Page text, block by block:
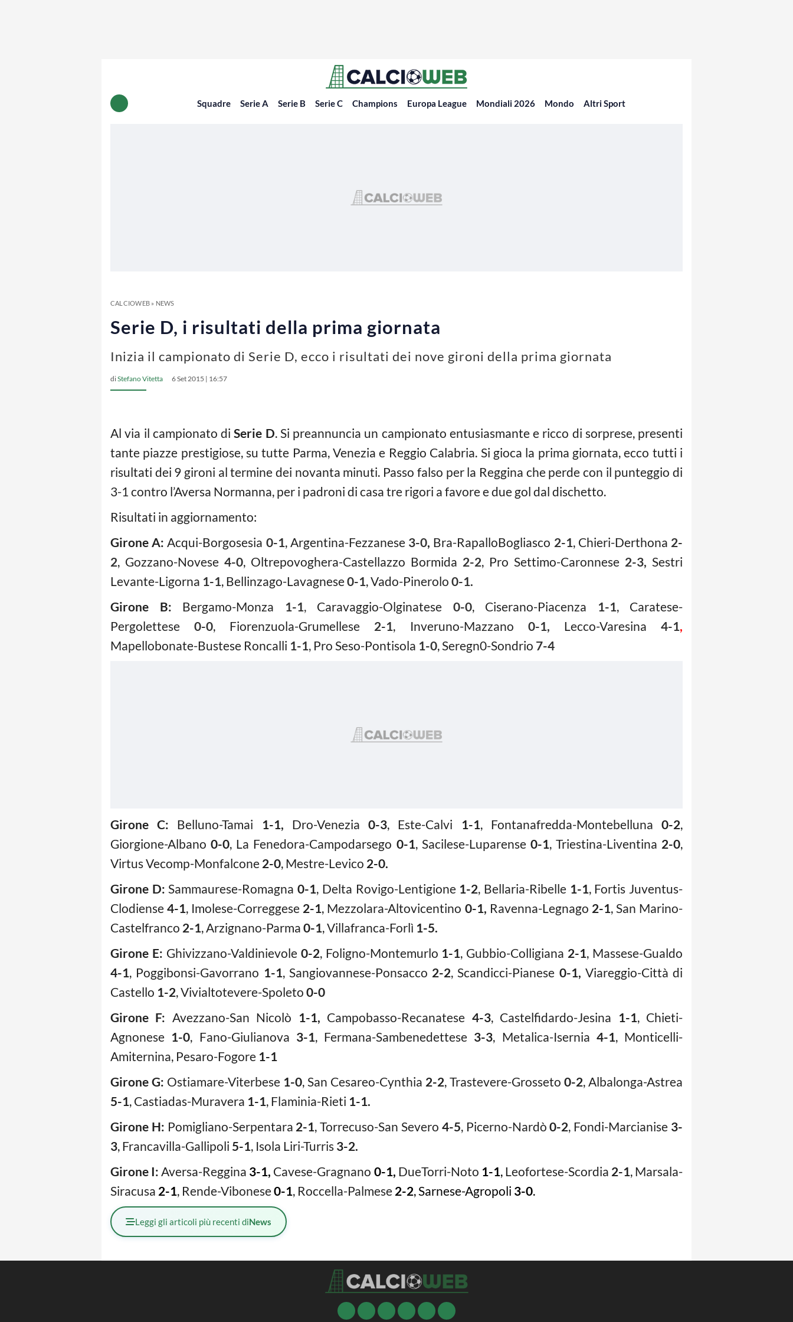
Squadre Serie A Serie B Serie C Champions Europa League Mondiali 2026 Mondo Altri Sport
CALCIOWEB» NEWS
Serie D, i risultati della prima giornata
Inizia il campionato di Serie D, ecco i risultati dei nove gironi della prima giornata
diStefano Vitetta 6 Set 2015 | 16:57
Al via il campionato diSerie D. Si preannuncia un campionato entusiasmante e ricco di sorprese, presenti
tante piazze prestigiose, su tutte Parma, Venezia e Reggio Calabria. Si gioca la prima giornata, ecco tutti i
risultati dei 9 gironi al termine dei novanta minuti. Passo falso per la Reggina che perde con il punteggio di
3-1 contro l’Aversa Normanna, per i padroni di casa tre rigori a favore e due gol dal dischetto.
Risultati in aggiornamento:
Girone A: Acqui-Borgosesia 0-1, Argentina-Fezzanese3-0, Bra-RapalloBogliasco 2-1, Chieri-Derthona 2-
2, Gozzano-Novese 4-0, Oltrepovoghera-Castellazzo Bormida 2-2, Pro Settimo-Caronnese 2-3, Sestri
Levante-Ligorna 1-1, Bellinzago-Lavagnese0-1, Vado-Pinerolo 0-1.
Girone B: Bergamo-Monza 1-1,Caravaggio-Olginatese 0-0, Ciserano-Piacenza 1-1, Caratese-
Pergolettese0-0, Fiorenzuola-Grumellese 2-1, Inveruno-Mazzano 0-1, Lecco-Varesina4-1,
Mapellobonate-Bustese Roncalli 1-1, Pro Seso-Pontisola 1-0, Seregn0-Sondrio 7-4
Girone C: Belluno-Tamai 1-1, Dro-Venezia 0-3, Este-Calvi 1-1, Fontanafredda-Montebelluna0-2,
Giorgione-Albano0-0, La Fenedora-Campodarsego 0-1, Sacilese-Luparense 0-1, Triestina-Liventina 2-0,
Virtus Vecomp-Monfalcone 2-0, Mestre-Levico 2-0.
Girone D:Sammaurese-Romagna0-1, Delta Rovigo-Lentigione 1-2, Bellaria-Ribelle 1-1, Fortis Juventus-
Clodiense4-1, Imolese-Correggese 2-1, Mezzolara-Altovicentino 0-1, Ravenna-Legnago 2-1, San Marino-
Castelfranco 2-1, Arzignano-Parma 0-1, Villafranca-Forlì 1-5.
Girone E: Ghivizzano-Valdinievole 0-2, Foligno-Montemurlo 1-1, Gubbio-Colligiana 2-1, Massese-Gualdo
4-1, Poggibonsi-Gavorrano 1-1, Sangiovannese-Ponsacco 2-2, Scandicci-Pianese 0-1, Viareggio-Città di
Castello 1-2, Vivialtotevere-Spoleto 0-0
Girone F: Avezzano-San Nicolò 1-1, Campobasso-Recanatese 4-3, Castelfidardo-Jesina 1-1, Chieti-
Agnonese 1-0, Fano-Giulianova 3-1, Fermana-Sambenedettese 3-3, Metalica-Isernia 4-1, Monticelli-
Amiternina, Pesaro-Fogore 1-1
Girone G: Ostiamare-Viterbese 1-0, San Cesareo-Cynthia 2-2, Trastevere-Grosseto 0-2, Albalonga-Astrea
5-1, Castiadas-Muravera 1-1, Flaminia-Rieti 1-1.
Girone H: Pomigliano-Serpentara 2-1, Torrecuso-San Severo 4-5, Picerno-Nardò0-2, Fondi-Marcianise 3-
3, Francavilla-Gallipoli 5-1, Isola Liri-Turris 3-2.
Girone I: Aversa-Reggina 3-1, Cavese-Gragnano 0-1, DueTorri-Noto 1-1,Leofortese-Scordia 2-1, Marsala-
Siracusa 2-1, Rende-Vibonese0-1, Roccella-Palmese 2-2, Sarnese-Agropoli 3-0.
Leggi gli articoli più recenti diNews